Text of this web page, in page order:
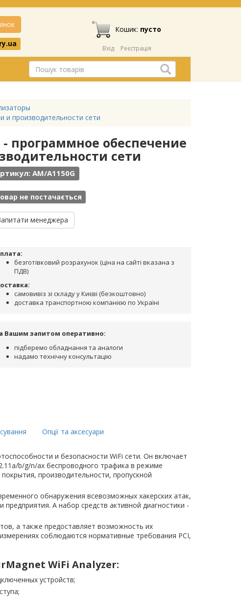
Кошик: пусто
Вхід Реєстрація
и производительности сети
программное обеспечение
сети
AM/A1150G
не постачається
менеджера
безготівковий розрахунок (ціна на сайті вказана з
ПДВ)
самовивіз зі складу у Києві (безкоштовно)
доставка транспортною компанією по Україні
Вашим запитом оперативно:
підберемо обладнання та аналоги
надамо технічну консультацію
Опції та аксесуари
и безопасности WiFi сети. Он включает
b/g/n/ax беспроводного трафика в режиме
производительности, пропускной
обнаружения всевозможных хакерских атак,
А набор средств активной диагностики -
а также предоставляет возможность их
соблюдаются нормативные требования PCI,
WiFi Analyzer:
устройств;